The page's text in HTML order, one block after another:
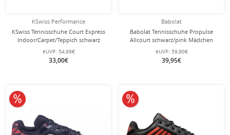
KSwiss Performance
KSwiss Tennisschuhe Court Express
Indoor/Carpet/Teppich schwarz
Kinder
eUVP: 54,99€
33,00€
Babolat
Babolat Tennisschuhe Propulse
Allcourt schwarz/pink Mädchen
eUVP: 59,90€
39,95€
10% reduziert 10% reduziert